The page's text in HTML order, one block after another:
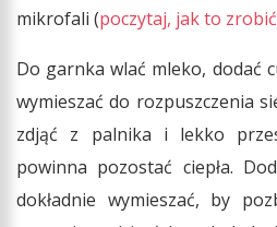
mikrofali (poczytaj, jak to zrobić
Do garnka wlać mleko, dodać
wymieszać do rozpuszczenia
zdjąć z palnika i lekko
powinna pozostać ciepła.
dokładnie wymieszać, by